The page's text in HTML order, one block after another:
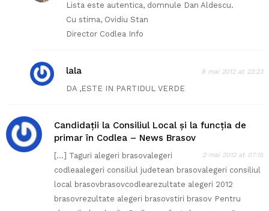
Lista este autentica, domnule Dan Aldescu.
Cu stima, Ovidiu Stan
Director Codlea Info
lala 8 mai 2012 at 23:23
DA ,ESTE IN PARTIDUL VERDE
Candidații la Consiliul Local și la funcția de
primar în Codlea – News Brasov
2 mai 2012 at 07:15
[…] Taguri alegeri brasovalegeri
codleaalegeri consiliul judetean brasovalegeri consiliul
local brasovbrasovcodlearezultate alegeri 2012
brasovrezultate alegeri brasovstiri brasov Pentru